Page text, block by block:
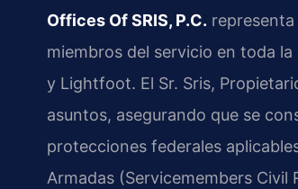
Offices Of SRIS, P.C.
miembros del servicio en toda
y Lightfoot. El Sr. Sris,
asuntos, asegurando que se
protecciones federales
Armadas (Servicemembers Civil